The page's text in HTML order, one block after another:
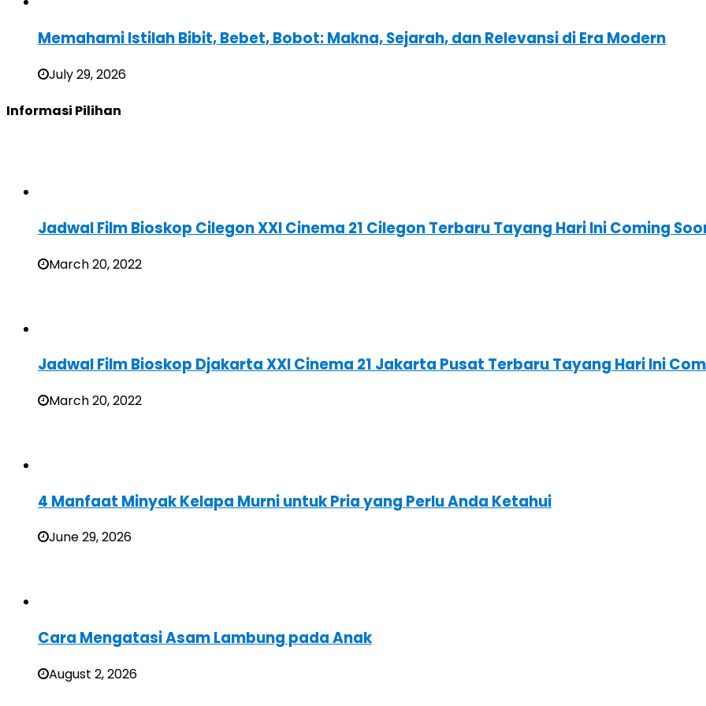
Memahami Istilah Bibit, Bebet, Bobot: Makna, Sejarah, dan Relevansi di Era Modern
July 29, 2026
Informasi Pilihan
Jadwal Film Bioskop Cilegon XXI Cinema 21 Cilegon Terbaru Tayang Hari Ini Coming
March 20, 2022
Jadwal Film Bioskop Djakarta XXI Cinema 21 Jakarta Pusat Terbaru Tayang Hari Ini
March 20, 2022
4 Manfaat Minyak Kelapa Murni untuk Pria yang Perlu Anda Ketahui
June 29, 2026
Cara Mengatasi Asam Lambung pada Anak
August 2, 2026